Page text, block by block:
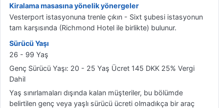
Kiralama masasına yönelik yönergeler
Vesterport istasyonuna trenle çıkın - Sixt şubesi istasyonun
tam karşısında (Richmond Hotel ile birlikte) bulunur.
Sürücü Yaşı
26 - 99 Yaş
Genç Sürücü Yaşı: 20 - 25 Yaş Ücret 145 DKK 25% Vergi
Dahil
Yaş sınırlamaları dışında kalan müşteriler, bu bölümde
belirtilen genç veya yaşlı sürücü ücreti olmadıkça bir araç